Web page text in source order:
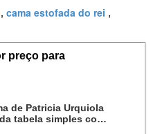
, cama estofada do rei ,
preço para
de Patricia Urquiola
tabela simples com